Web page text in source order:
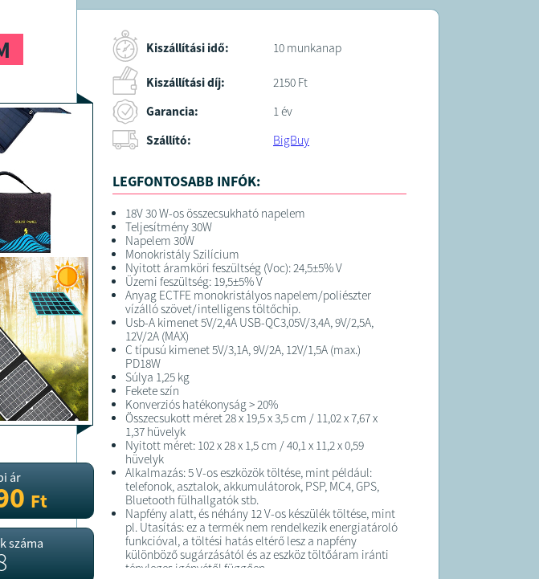
ár
Ft
száma
Kiszállítási idő: 10 munkanap
Kiszállítási díj:
2150 Ft
Garancia:
1 év
Szállító:
BigBuy
LEGFONTOSABB INFÓK:
18V 30 W-os összecsukható napelem
Teljesítmény 30W
Napelem 30W
Monokristály Szilícium
Nyitott áramköri feszültség (Voc): 24,5±5% V
Üzemi feszültség: 19,5±5% V
Anyag ECTFE monokristályos napelem/poliészter
vízálló szövet/intelligens töltőchip.
Usb-A kimenet 5V/2,4A USB-QC3,05V/3,4A, 9V/2,5A,
12V/2A (MAX)
C típusú kimenet 5V/3,1A, 9V/2A, 12V/1,5A (max.)
PD18W
Súlya 1,25 kg
Fekete szín
Konverziós hatékonyság > 20%
Összecsukott méret 28 x 19,5 x 3,5 cm / 11,02 x 7,67 x
1,37 hüvelyk
Nyitott méret: 102 x 28 x 1,5 cm / 40,1 x 11,2 x 0,59
hüvelyk
Alkalmazás: 5 V-os eszközök töltése, mint például:
telefonok, asztalok, akkumulátorok, PSP, MC4, GPS,
Bluetooth fülhallgatók stb.
Napfény alatt, és néhány 12 V-os készülék töltése, mint
pl. Utasítás: ez a termék nem rendelkezik energiatároló
funkcióval, a töltési hatás eltérő lesz a napfény
különböző sugárzásától és az eszköz töltőáram iránti
tényleges igényétől függően.